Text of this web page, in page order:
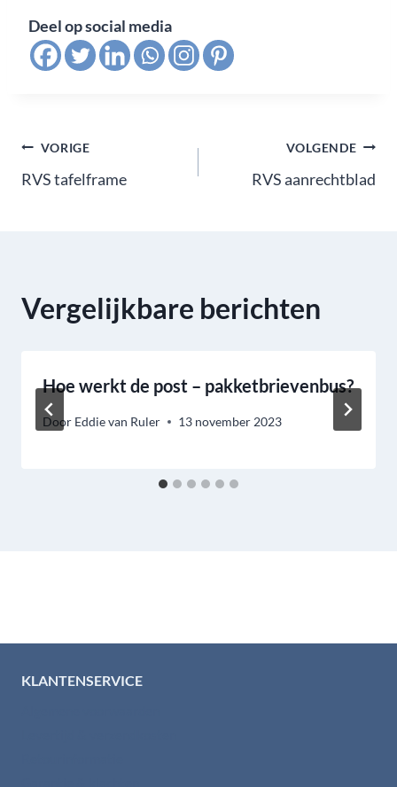
Deel op social media
Bericht
navigatie
VORIGE
RVS tafelframe
VOLGENDE
RVS aanrechtblad
Vergelijkbare berichten
Hoe werkt de post – pakketbrievenbus?
Door Eddie van Ruler 13 november 2023
KLANTENSERVICE